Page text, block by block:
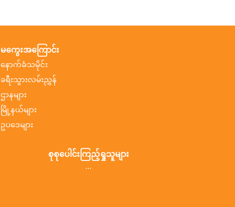
မကွေးအကြောင်း
နောက်ခံသမိုင်း
ခရီးသွားလမ်းညွှန်
ဌာနများ
မြို့နယ်များ
ဥပဒေများ
စုစုပေါင်းကြည့်ရှုသူများ
...